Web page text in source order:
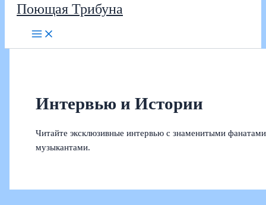
Поющая Трибуна
Интервью и Истории
Читайте эксклюзивные интервью с знаменитыми
музыкантами.